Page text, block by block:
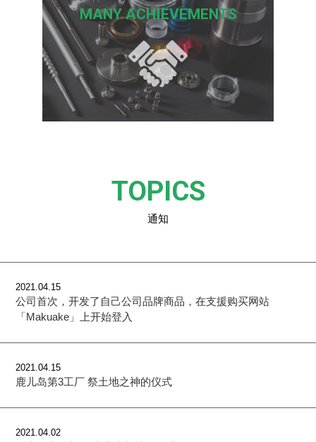
MANYACHIEVEMENTS
TOPICS
通知
2021.04.15
公司首次，开发了自己公司品牌商品，在支援购买网站
「Makuake」上开始登入
2021.04.15
鹿儿岛第3工厂 祭土地之神的仪式
2021.04.02